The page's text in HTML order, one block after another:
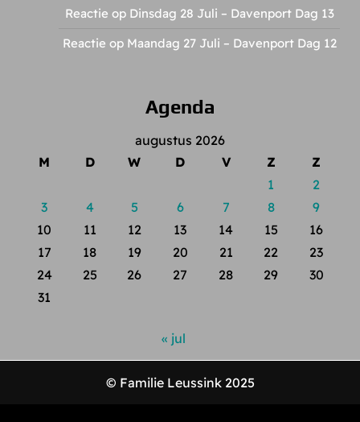
Reactie op Dinsdag 28 Juli – Davenport Dag 13
Reactie op Maandag 27 Juli – Davenport Dag 12
Agenda
augustus 2026
M
D W D V Z
Z
1
2
3
4 5 6 7 8
9
10
11 12 13 14 15
16
17
18 19 20 21 22
23
24
25 26 27 28 29
30
31
« jul
© Familie Leussink 2025